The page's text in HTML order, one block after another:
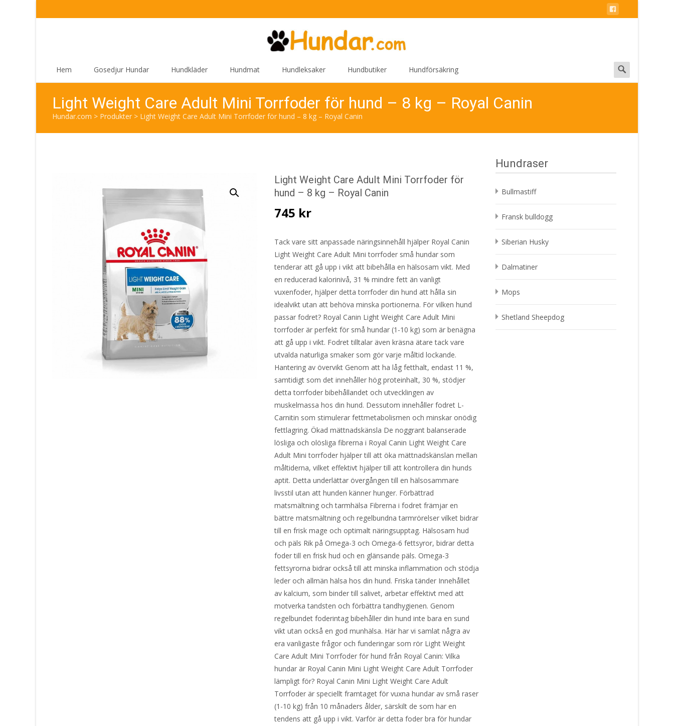
Hem Gosedjur Hundar Hundkläder Hundmat Hundleksaker Hundbutiker Hundförsäkring
Search
for:
Light Weight Care Adult Mini Torrfoder för hund – 8 kg – Royal Canin
Hundar.com > Produkter > Light Weight Care Adult Mini Torrfoder för hund – 8 kg – Royal Canin
Light Weight Care Adult Mini Torrfoder för
hund – 8 kg – Royal Canin
745 kr
Tack vare sitt anpassade näringsinnehåll hjälper Royal Canin
Light Weight Care Adult Mini torrfoder små hundar som
tenderar att gå upp i vikt att bibehålla en hälsosam vikt. Med
en reducerad kalorinivå, 31 % mindre fett än vanligt
vuxenfoder, hjälper detta torrfoder din hund att hålla sin
idealvikt utan att behöva minska portionerna. För vilken hund
passar fodret? Royal Canin Light Weight Care Adult Mini
torrfoder är perfekt för små hundar (1-10 kg) som är benägna
att gå upp i vikt. Fodret tilltalar även kräsna ätare tack vare
utvalda naturliga smaker som gör varje måltid lockande.
Hantering av övervikt Genom att ha låg fetthalt, endast 11 %,
samtidigt som det innehåller hög proteinhalt, 30 %, stödjer
detta torrfoder bibehållandet och utvecklingen av
muskelmassa hos din hund. Dessutom innehåller fodret L-
Carnitin som stimulerar fettmetabolismen och minskar onödig
fettlagring. Ökad mättnadskänsla De noggrant balanserade
lösliga och olösliga fibrerna i Royal Canin Light Weight Care
Adult Mini torrfoder hjälper till att öka mättnadskänslan mellan
måltiderna, vilket effektivt hjälper till att kontrollera din hunds
aptit. Detta underlättar övergången till en hälsosammare
livsstil utan att hunden känner hunger. Förbättrad
matsmältning och tarmhälsa Fibrerna i fodret främjar en
bättre matsmältning och regelbundna tarmrörelser vilket bidrar
till en frisk mage och optimalt näringsupptag. Hälsosam hud
och päls Rik på Omega-3 och Omega-6 fettsyror, bidrar detta
foder till en frisk hud och en glänsande päls. Omega-3
fettsyrorna bidrar också till att minska inflammation och stödja
leder och allmän hälsa hos din hund. Friska tänder Innehållet
av kalcium, som binder till salivet, arbetar effektivt med att
motverka tandsten och förbättra tandhygienen. Genom
regelbundet foderintag bibehåller din hund inte bara en sund
vikt utan också en god munhälsa. Här har vi samlat några av
era vanligaste frågor och funderingar som rör Light Weight
Care Adult Mini Torrfoder för hund från Royal Canin: Vilka
hundar är Royal Canin Mini Light Weight Care Adult Torrfoder
lämpligt för? Royal Canin Mini Light Weight Care Adult
Torrfoder är speciellt framtaget för vuxna hundar av små raser
(1-10 kg) från 10 månaders ålder, särskilt de som har en
tendens att gå upp i vikt. Varför är detta foder bra för hundar
Hundraser
Bullmastiff
Fransk bulldogg
Siberian Husky
Dalmatiner
Mops
Shetland Sheepdog